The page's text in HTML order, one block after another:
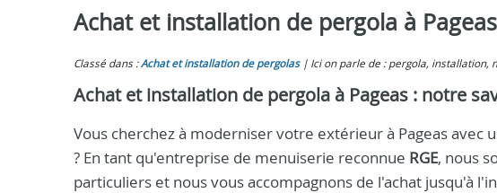
Achat et installation de pergola à
Classé dans :Achat et installation de pergolas Ici on parle de : pergola, installation,
Achat et installation de pergola à Pageas : notre
Vous cherchez à moderniser votre extérieur à Pageas
? En tant qu'entreprise de menuiserie reconnue RGE, nous
particuliers et nous vous accompagnons de l'achat jusqu'à